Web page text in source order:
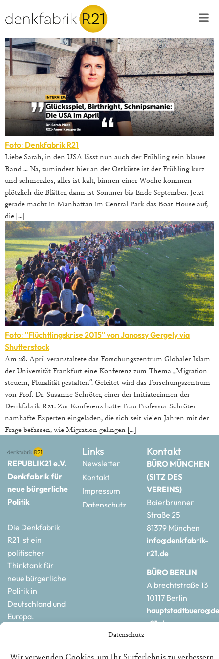
Datenschutz
Wir verwenden Cookies, um Ihr Surferlebnis zu verbessern,
Foto: Denkfabrik R21
Liebe Sarah, in den USA lässt nun auch der Frühling sein blaues
Band … Na, zumindest hier an der Ostküste ist der Frühling kurz
und schmerzlos, alles ist kalt, binnen einer Woche kommen
plötzlich die Blätter, dann ist Sommer bis Ende September. Jetzt
gerade macht in Manhattan im Central Park das Boat House auf,
die […]
Foto: "Flüchtlingskrise 2015" von Janossy Gergely via
Shutterstock
Am 28. April veranstaltete das Forschungszentrum Globaler Islam
der Universität Frankfurt eine Konferenz zum Thema „Migration
steuern, Pluralität gestalten“. Geleitet wird das Forschungszentrum
von Prof. Dr. Susanne Schröter, einer der Initiatorinnen der
Denkfabrik R21. Zur Konferenz hatte Frau Professor Schröter
namhafte Experten eingeladen, die sich seit vielen Jahren mit der
Frage befassen, wie Migration gelingen […]
REPUBLIK21 e.V.
Denkfabrik für
neue bürgerliche
Politik
Die Denkfabrik
R21 ist ein
politischer
Thinktank für
neue bürgerliche
Politik in
Deutschland und
Europa.
Links
Newsletter
Kontakt
Impressum
Datenschutz
Kontakt
BÜRO MÜNCHEN
(SITZ DES
VEREINS)
Baierbrunner
Straße 25
81379 München
info@denkfabrik-
r21.de
BÜRO BERLIN
Albrechtstraße 13
10117 Berlin
r21.de